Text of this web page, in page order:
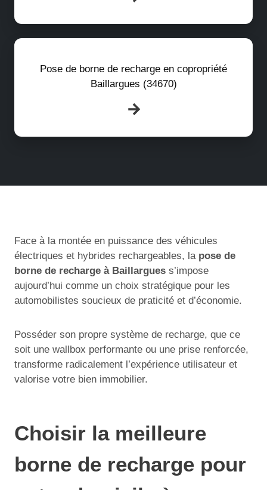
Pose de borne de recharge en copropriété
Baillargues (34670)
Face à la montée en puissance des véhicules
électriques et hybrides rechargeables, la pose de
borne de recharge à Baillargues s’impose
aujourd’hui comme un choix stratégique pour les
automobilistes soucieux de praticité et d’économie.
Posséder son propre système de recharge, que ce
soit une wallbox performante ou une prise renforcée,
transforme radicalement l’expérience utilisateur et
valorise votre bien immobilier.
Choisir la meilleure
borne de recharge pour